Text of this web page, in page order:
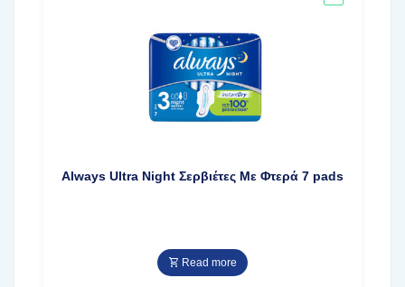
Always Ultra Night Σερβιέτες Με Φτερά 7 pads
Read more